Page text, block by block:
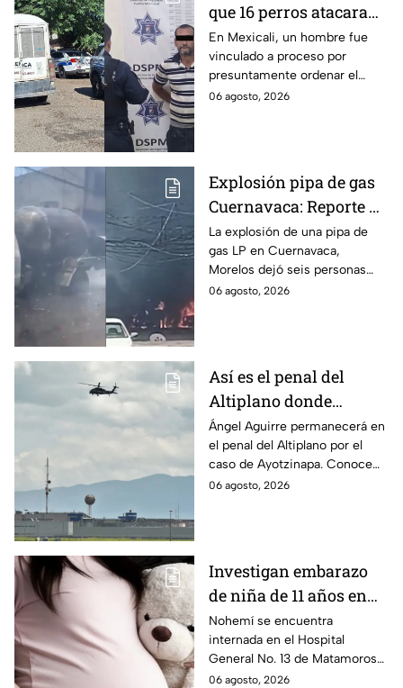
que 16 perros atacaran
a su hermana con
discapacidad en
Mexicali, BC
En Mexicali, un hombre fue
vinculado a proceso por
presuntamente ordenar el
ataque de 16 perros contra su
06 agosto, 2026
Explosión pipa de gas
Cuernavaca: Reporte de
víctimas tras estallido
en Morelos
La explosión de una pipa de
gas LP en Cuernavaca,
Morelos dejó seis personas
hospitalizadas. IMSS informó
06 agosto, 2026
Así es el penal del
Altiplano donde
permanecerá Ángel
Aguirre por caso
Ayotzinapa
Ángel Aguirre permanecerá en
el penal del Altiplano por el
caso de Ayotzinapa. Conoce
dónde está, cómo es esta
06 agosto, 2026
Investigan embarazo
de niña de 11 años en
Matamoros,
Tamaulipas; ¿qué pasó
con Nohemí?
Nohemí se encuentra
internada en el Hospital
General No. 13 de Matamoros
tras complicaciones por un
06 agosto, 2026